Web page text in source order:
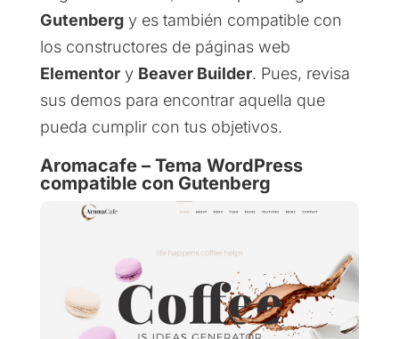
Gutenbergy es también compatible con
los constructores de páginas web
Elementory Beaver Builder. Pues, revisa
sus demos para encontrar aquella que
pueda cumplir con tus objetivos.
Aromacafe – Tema WordPress
compatible con Gutenberg